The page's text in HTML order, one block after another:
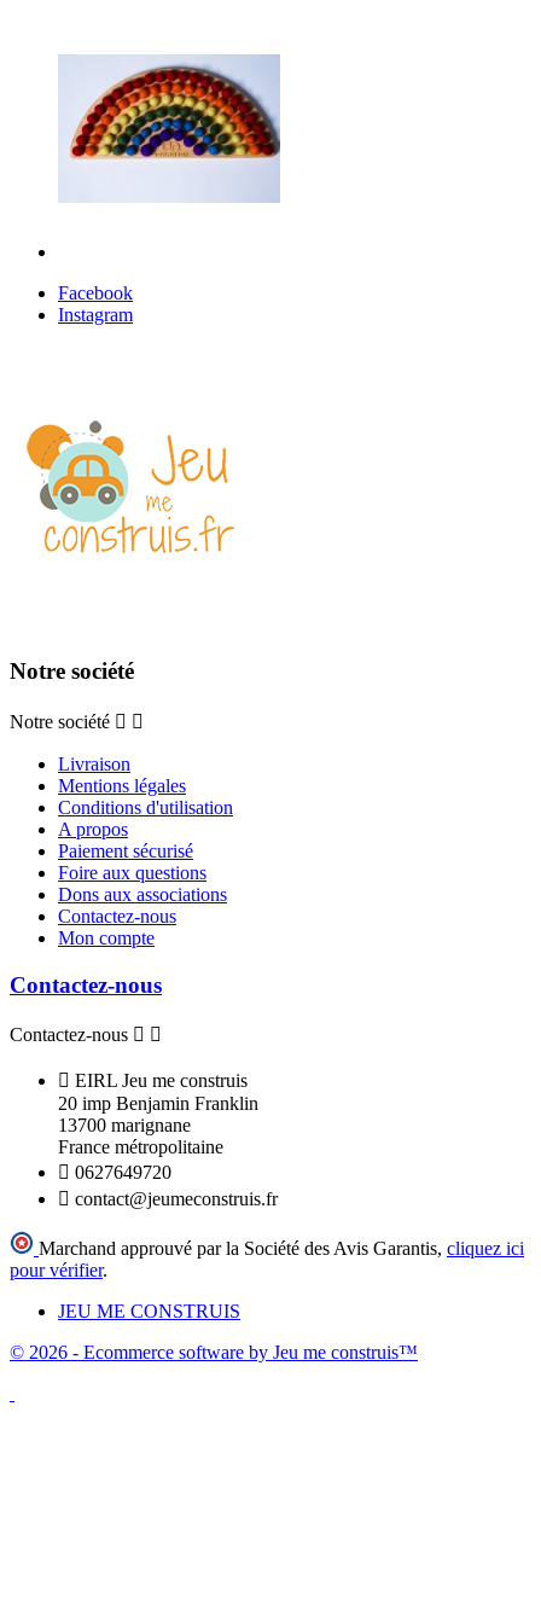
Facebook
Instagram
Notre société
Notre société  
Livraison
Mentions légales
Conditions d'utilisation
A propos
Paiement sécurisé
Foire aux questions
Dons aux associations
Contactez-nous
Mon compte
Contactez-nous
Contactez-nous  
 EIRL Jeu me construis
20 imp Benjamin Franklin
13700 marignane
France métropolitaine
 0627649720
 contact@jeumeconstruis.fr
Marchand approuvé par la Société des Avis Garantis, cliquez ici
pour vérifier.
JEU ME CONSTRUIS
© 2026 - Ecommerce software by Jeu me construis™